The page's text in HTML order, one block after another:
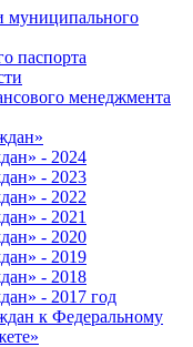
муниципального
паспорта
менеджмента
- 2024
- 2023
- 2022
- 2021
- 2020
- 2019
- 2018
- 2017 год
к Федеральному